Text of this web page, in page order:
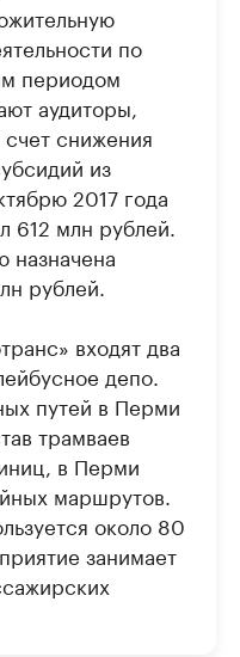
по
периодом
аудиторы,
счет снижения
из
2017 года
612 млн рублей.
назначена
рублей.
входят два
депо.
путей в Перми
трамваев
в Перми
маршрутов.
около 80
занимает